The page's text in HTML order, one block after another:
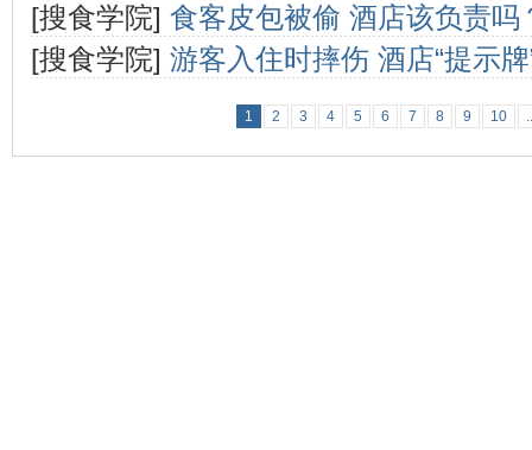
[搜食学院] 食客皮包被偷 酒店该负责吗
[搜食学院] 游客入住时摔伤 酒店“提示
1 2 3 4 5 6 7 8 9 10